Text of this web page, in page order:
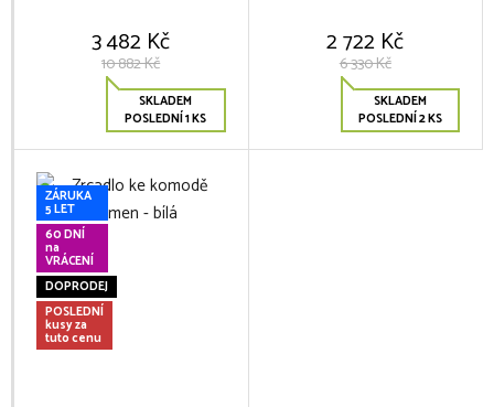
3 482 Kč
10 882 Kč
SKLADEM
POSLEDNÍ 1 KS
2 722 Kč
6 330 Kč
SKLADEM
POSLEDNÍ 2 KS
ZÁRUKA
5 LET
60 DNÍ
na
VRÁCENÍ
DOPRODEJ
POSLEDNÍ
kusy za
tuto cenu